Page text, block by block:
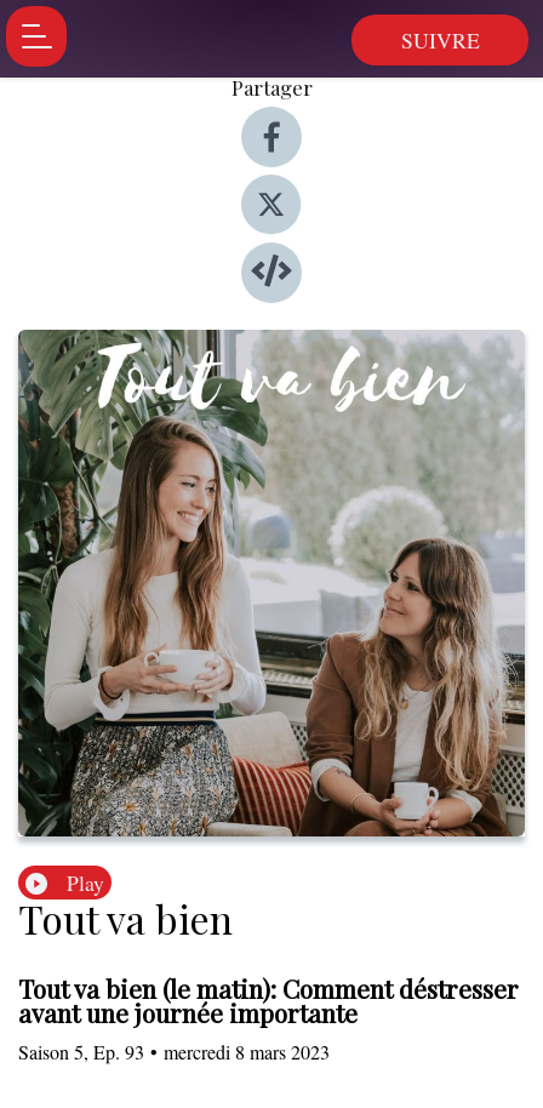
SUIVRE
Partager
Play
Tout va bien
Tout va bien (le matin): Comment déstresser
avant une journée importante
Saison 5, Ep. 93 • mercredi 8 mars 2023